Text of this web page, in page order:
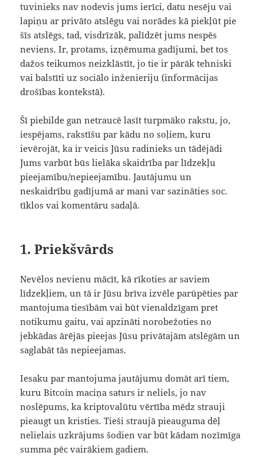
tuvinieks nav nodevis jums ierīci, datu nesēju vai
lapiņu ar privāto atslēgu vai norādes kā piekļūt pie
šīs atslēgs, tad, visdrīzāk, palīdzēt jums nespēs
neviens. Ir, protams, izņēmuma gadījumi, bet tos
dažos teikumos neizklāstīt, jo tie ir pārāk tehniski
vai balstīti uz sociālo inženieriju (informācijas
drošības kontekstā).
Šī piebilde gan netraucē lasīt turpmāko rakstu, jo,
iespējams, rakstīšu par kādu no soļiem, kuru
ievērojāt, ka ir veicis Jūsu radinieks un tādējādi
Jums varbūt būs lielāka skaidrība par līdzekļu
pieejamību/nepieejamību. Jautājumu un
neskaidrību gadījumā ar mani var sazināties soc.
tīklos vai komentāru sadaļā.
1. Priekšvārds
Nevēlos nevienu mācīt, kā rīkoties ar saviem
līdzekļiem, un tā ir Jūsu brīva izvēle parūpēties par
mantojuma tiesībām vai būt vienaldzīgam pret
notikumu gaitu, vai apzināti norobežoties no
jebkādas ārējās pieejas Jūsu privātajām atslēgām un
saglabāt tās nepieejamas.
Iesaku par mantojuma jautājumu domāt arī tiem,
kuru Bitcoin maciņa saturs ir neliels, jo nav
noslēpums, ka kriptovalūtu vērtība mēdz strauji
pieaugt un kristies. Tieši straujā pieauguma dēļ
nelielais uzkrājums šodien var būt kādam nozīmīga
summa pēc vairākiem gadiem.